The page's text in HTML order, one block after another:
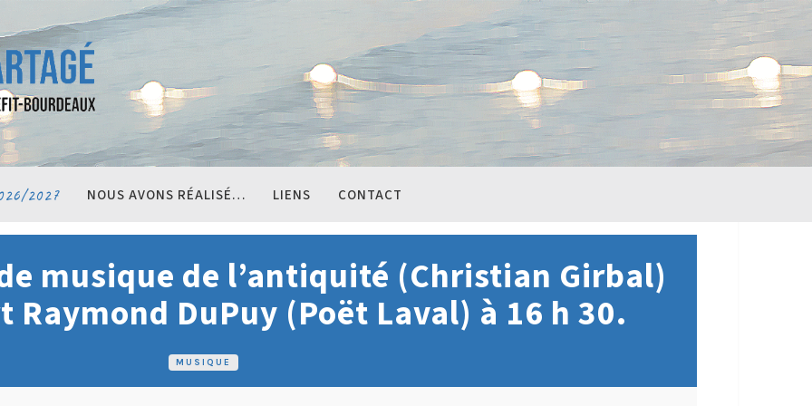
2027 NOUS AVONS RÉALISÉ… LIENS CONTACT
MUSIQUE
musique de l’antiquité (Christian Girbal)
Raymond DuPuy (Poët Laval) à 16 h 30.